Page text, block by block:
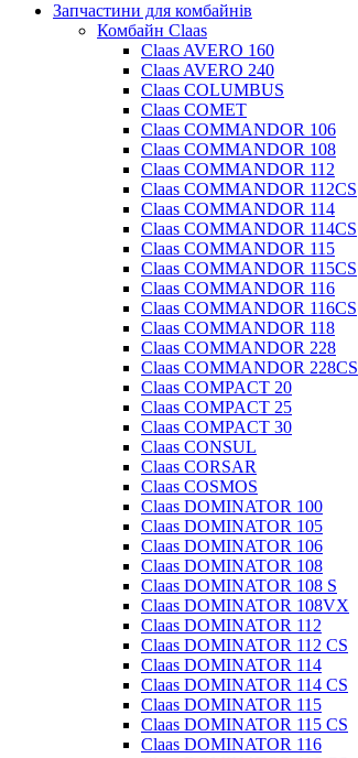
Запчастини для комбайнів
Комбайн Claas
Claas AVERO 160
Claas AVERO 240
Claas COLUMBUS
Claas COMET
Claas COMMANDOR 106
Claas COMMANDOR 108
Claas COMMANDOR 112
Claas COMMANDOR 112CS
Claas COMMANDOR 114
Claas COMMANDOR 114CS
Claas COMMANDOR 115
Claas COMMANDOR 115CS
Claas COMMANDOR 116
Claas COMMANDOR 116CS
Claas COMMANDOR 118
Claas COMMANDOR 228
Claas COMMANDOR 228CS
Claas COMPACT 20
Claas COMPACT 25
Claas COMPACT 30
Claas CONSUL
Claas CORSAR
Claas COSMOS
Claas DOMINATOR 100
Claas DOMINATOR 105
Claas DOMINATOR 106
Claas DOMINATOR 108
Claas DOMINATOR 108 S
Claas DOMINATOR 108VX
Claas DOMINATOR 112
Claas DOMINATOR 112 CS
Claas DOMINATOR 114
Claas DOMINATOR 114 CS
Claas DOMINATOR 115
Claas DOMINATOR 115 CS
Claas DOMINATOR 116